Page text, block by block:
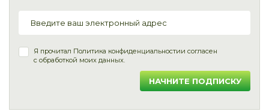
Я прочитал Политика конфиденциальностии согласен
с обработкой моих данных.
НАЧНИТЕ ПОДПИСКУ